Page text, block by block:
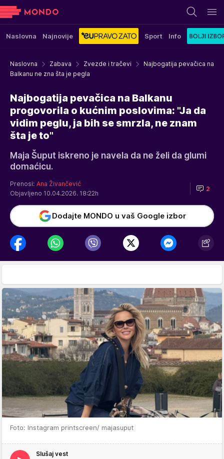
Naslovna Najnovije Sport Info
Naslovna Zabava Zvezde i tračevi
Najbogatija pevačica na
Balkanu ne zna šta je pegla
Najbogatija pevačica na Balkanu
progovorila o kućnim poslovima: "Ja da
vidim peglu, ja bih se smrzla, ne znam
šta je to"
Maja Šuput iskreno je navela da ne želi da glumi
domaćicu.
Prenosi: Ana Živančević
Objavljeno 10.04.2026. 18:22h
2
Dodajte MONDO u vaš Google izbor
Foto: Instagram printscreen/ majasuput
Slušaj vest